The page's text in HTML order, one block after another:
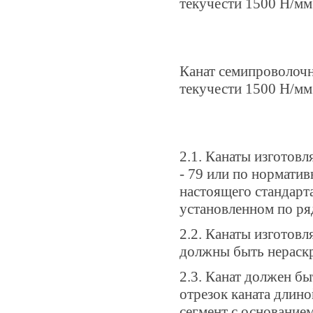
Канат
текучести 1500 Н/
2.1. Канаты
- 79 или по
настоящего
установленном по
2.2. Канаты
должны быть
2.3. Канат должен
отрезок каната